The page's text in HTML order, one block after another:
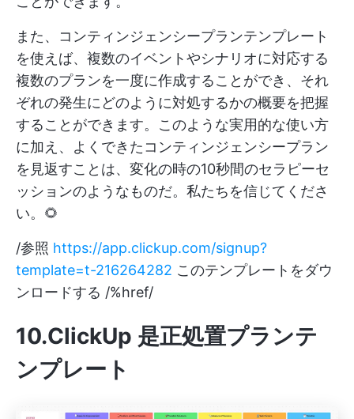
また、コンティンジェンシープランテンプレート
を使えば、複数のイベントやシナリオに対応する
複数のプランを一度に作成することができ、それ
ぞれの発生にどのように対処するかの概要を把握
することができます。このような実用的な使い方
に加え、よくできたコンティンジェンシープラン
を見返すことは、変化の時の10秒間のセラピーセ
ッションのようなものだ。私たちを信じてくださ
い。🌻
/参照 https://app.clickup.com/signup?
template=t-216264282 このテンプレートをダウ
ンロードする /%href/
10.ClickUp 是正処置プランテ
ンプレート